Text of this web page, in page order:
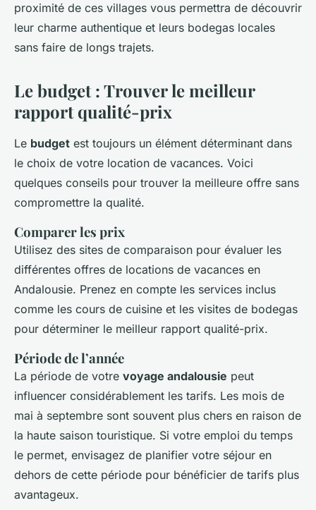
proximité de ces villages vous permettra de découvrir
leur charme authentique et leurs bodegas locales
sans faire de longs trajets.
Le budget : Trouver le meilleur
rapport qualité-prix
Le budget est toujours un élément déterminant dans
le choix de votre location de vacances. Voici
quelques conseils pour trouver la meilleure offre sans
compromettre la qualité.
Comparer les prix
Utilisez des sites de comparaison pour évaluer les
différentes offres de locations de vacances en
Andalousie. Prenez en compte les services inclus
comme les cours de cuisine et les visites de bodegas
pour déterminer le meilleur rapport qualité-prix.
Période de l’année
La période de votre voyage andalousie peut
influencer considérablement les tarifs. Les mois de
mai à septembre sont souvent plus chers en raison de
la haute saison touristique. Si votre emploi du temps
le permet, envisagez de planifier votre séjour en
dehors de cette période pour bénéficier de tarifs plus
avantageux.